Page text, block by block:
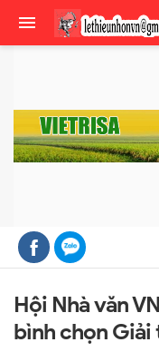
Hội Nhà văn
bình chọn Giải